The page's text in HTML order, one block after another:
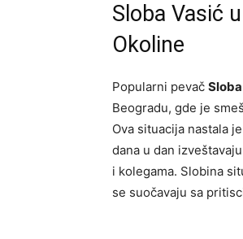
Sloba Vasić
Okoline
Popularni pevač
Beogradu, gde je
Ova situacija nastala
dana u dan
i kolegama. Slobina
se suočavaju sa